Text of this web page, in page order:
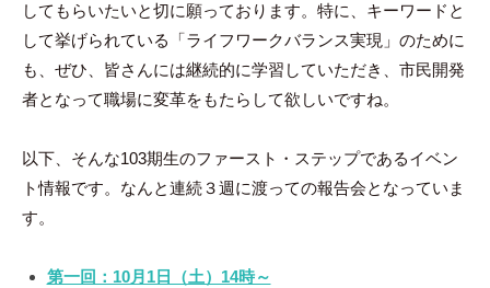
してもらいたいと切に願っております。特に、キーワードと
して挙げられている「ライフワークバランス実現」のために
も、ぜひ、皆さんには継続的に学習していただき、市民開発
者となって職場に変革をもたらして欲しいですね。
以下、そんな103期生のファースト・ステップであるイベン
ト情報です。なんと連続３週に渡っての報告会となっていま
す。
第一回：10月1日（土）14時～